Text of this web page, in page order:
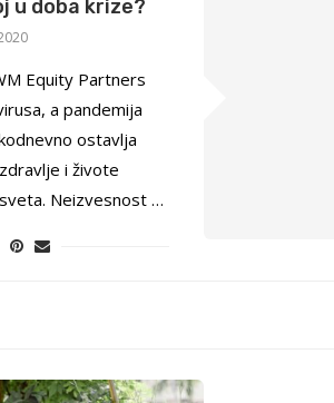
u doba krize?
Equity Partners
a pandemija
ostavlja
i živote
Neizvesnost …